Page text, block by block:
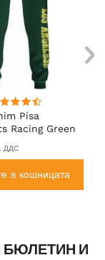
Pisa
Racing Green
ДДС
в кошницата
БЮЛЕТИН И